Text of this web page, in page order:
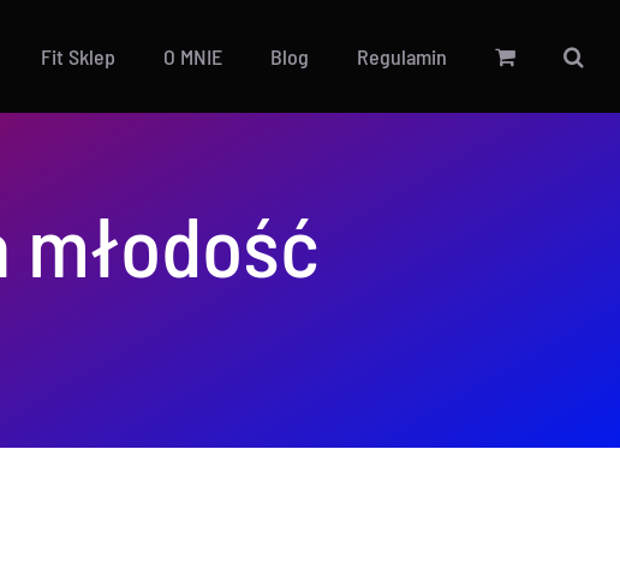
Fit Sklep O MNIE Blog Regulamin